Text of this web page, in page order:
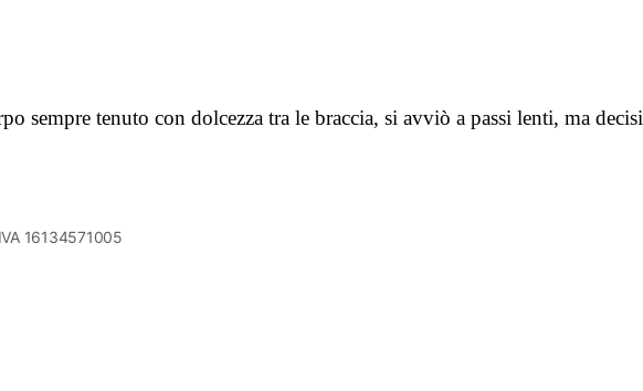
sempre tenuto con dolcezza tra le braccia, si avviò a passi lenti, ma
16134571005